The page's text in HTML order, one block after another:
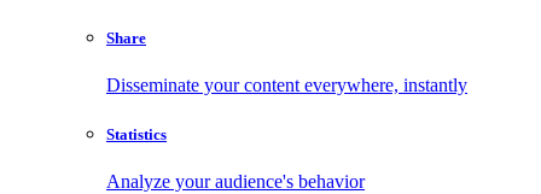
Share
Disseminate your content everywhere, instantly
Statistics
Analyze your audience's behavior